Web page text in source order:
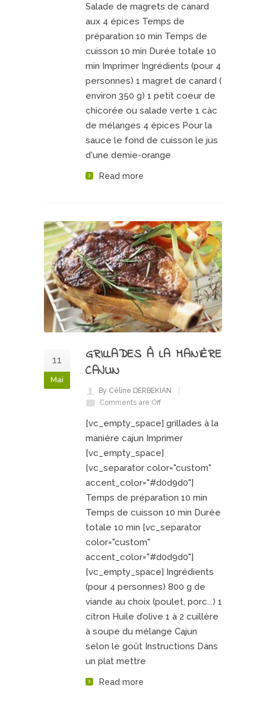
Salade de magrets de canard
aux 4 épices Temps de
préparation 10 min Temps de
cuisson 10 min Durée totale 10
min Imprimer Ingrédients (pour 4
personnes) 1 magret de canard (
environ 350 g) 1 petit coeur de
chicorée ou salade verte 1 càc
de mélanges 4 épices Pour la
sauce le fond de cuisson le jus
d'une demie-orange
Read more
11
Mai
GRILLADES À LA MANIÈRE
CAJUN
By Céline DERBEKIAN
Comments are Off
[vc_empty_space] grillades à la
manière cajun Imprimer
[vc_empty_space]
[vc_separator color="custom"
accent_color="#d0d9d0"]
Temps de préparation 10 min
Temps de cuisson 10 min Durée
totale 10 min [vc_separator
color="custom"
accent_color="#d0d9d0"]
[vc_empty_space] Ingrédients
(pour 4 personnes) 800 g de
viande au choix (poulet, porc...) 1
citron Huile d’olive 1 à 2 cuillère
à soupe du mélange Cajun
selon le goût Instructions Dans
un plat mettre
Read more